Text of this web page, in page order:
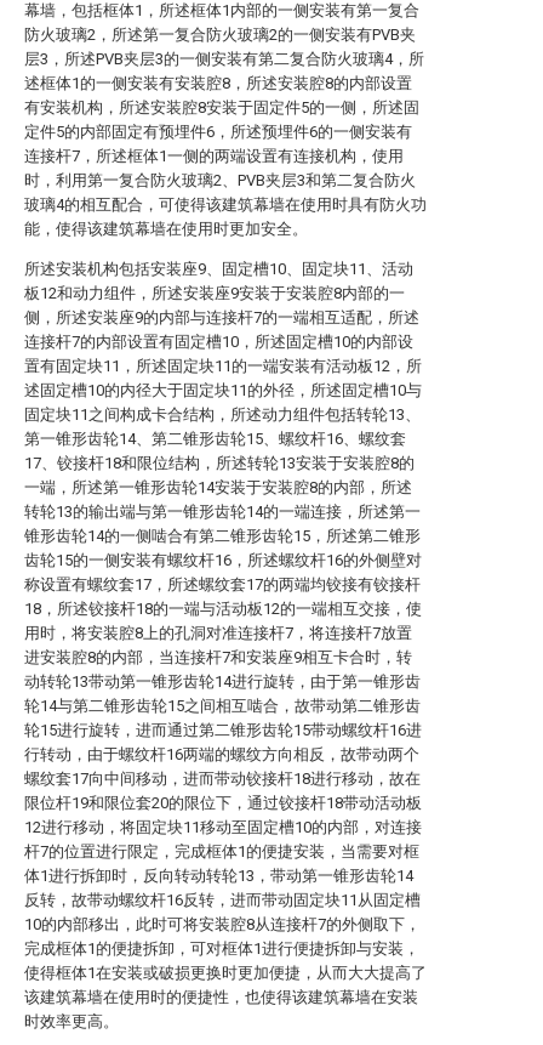
幕墙，包括框体1，所述框体1内部的一侧安装有第一复合
防火玻璃2，所述第一复合防火玻璃2的一侧安装有PVB夹
层3，所述PVB夹层3的一侧安装有第二复合防火玻璃4，所
述框体1的一侧安装有安装腔8，所述安装腔8的内部设置
有安装机构，所述安装腔8安装于固定件5的一侧，所述固
定件5的内部固定有预埋件6，所述预埋件6的一侧安装有
连接杆7，所述框体1一侧的两端设置有连接机构，使用
时，利用第一复合防火玻璃2、PVB夹层3和第二复合防火
玻璃4的相互配合，可使得该建筑幕墙在使用时具有防火功
能，使得该建筑幕墙在使用时更加安全。
所述安装机构包括安装座9、固定槽10、固定块11、活动
板12和动力组件，所述安装座9安装于安装腔8内部的一
侧，所述安装座9的内部与连接杆7的一端相互适配，所述
连接杆7的内部设置有固定槽10，所述固定槽10的内部设
置有固定块11，所述固定块11的一端安装有活动板12，所
述固定槽10的内径大于固定块11的外径，所述固定槽10与
固定块11之间构成卡合结构，所述动力组件包括转轮13、
第一锥形齿轮14、第二锥形齿轮15、螺纹杆16、螺纹套
17、铰接杆18和限位结构，所述转轮13安装于安装腔8的
一端，所述第一锥形齿轮14安装于安装腔8的内部，所述
转轮13的输出端与第一锥形齿轮14的一端连接，所述第一
锥形齿轮14的一侧啮合有第二锥形齿轮15，所述第二锥形
齿轮15的一侧安装有螺纹杆16，所述螺纹杆16的外侧壁对
称设置有螺纹套17，所述螺纹套17的两端均铰接有铰接杆
18，所述铰接杆18的一端与活动板12的一端相互交接，使
用时，将安装腔8上的孔洞对准连接杆7，将连接杆7放置
进安装腔8的内部，当连接杆7和安装座9相互卡合时，转
动转轮13带动第一锥形齿轮14进行旋转，由于第一锥形齿
轮14与第二锥形齿轮15之间相互啮合，故带动第二锥形齿
轮15进行旋转，进而通过第二锥形齿轮15带动螺纹杆16进
行转动，由于螺纹杆16两端的螺纹方向相反，故带动两个
螺纹套17向中间移动，进而带动铰接杆18进行移动，故在
限位杆19和限位套20的限位下，通过铰接杆18带动活动板
12进行移动，将固定块11移动至固定槽10的内部，对连接
杆7的位置进行限定，完成框体1的便捷安装，当需要对框
体1进行拆卸时，反向转动转轮13，带动第一锥形齿轮14
反转，故带动螺纹杆16反转，进而带动固定块11从固定槽
10的内部移出，此时可将安装腔8从连接杆7的外侧取下，
完成框体1的便捷拆卸，可对框体1进行便捷拆卸与安装，
使得框体1在安装或破损更换时更加便捷，从而大大提高了
该建筑幕墙在使用时的便捷性，也使得该建筑幕墙在安装
时效率更高。